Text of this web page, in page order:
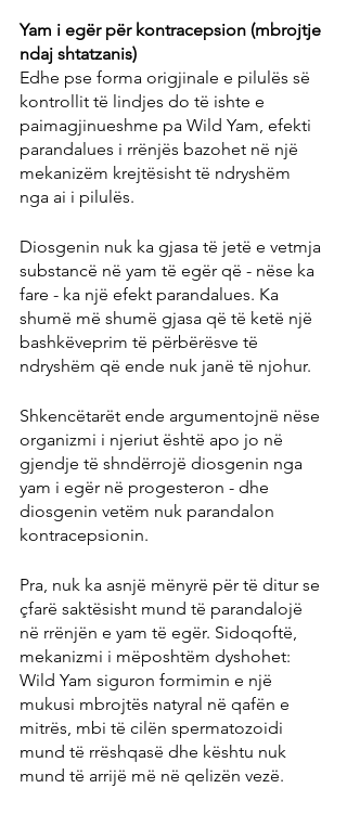
Yam i egër për kontracepsion (mbrojtje
ndaj shtatzanis)
Edhe pse forma origjinale e pilulës së
kontrollit të lindjes do të ishte e
paimagjinueshme pa Wild Yam, efekti
parandalues ​​i rrënjës bazohet në një
mekanizëm krejtësisht të ndryshëm
nga ai i pilulës.
Diosgenin nuk ka gjasa të jetë e vetmja
substancë në yam të egër që - nëse ka
fare - ka një efekt parandalues. Ka
shumë më shumë gjasa që të ketë një
bashkëveprim të përbërësve të
ndryshëm që ende nuk janë të njohur.
Shkencëtarët ende argumentojnë nëse
organizmi i njeriut është apo jo në
gjendje të shndërrojë diosgenin nga
yam i egër në progesteron - dhe
diosgenin vetëm nuk parandalon
kontracepsionin.
Pra, nuk ka asnjë mënyrë për të ditur se
çfarë saktësisht mund të parandalojë
në rrënjën e yam të egër. Sidoqoftë,
mekanizmi i mëposhtëm dyshohet:
Wild Yam siguron formimin e një
mukusi mbrojtës natyral në qafën e
mitrës, mbi të cilën spermatozoidi
mund të rrëshqasë dhe kështu nuk
mund të arrijë më në qelizën vezë.